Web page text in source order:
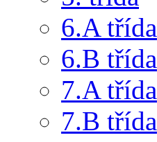
6.A třída
6.B třída
7.A třída
7.B třída